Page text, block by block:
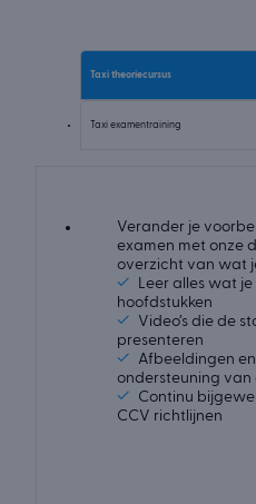
Taxi theoriecursus
Taxi examentraining
Verander je
examen met onze
overzicht van wat
✓
Leer alles wat
hoofdstukken
✓
Video’s die de
presenteren
✓
Afbeeldingen
ondersteuning van
✓
Continu
CCV richtlijnen